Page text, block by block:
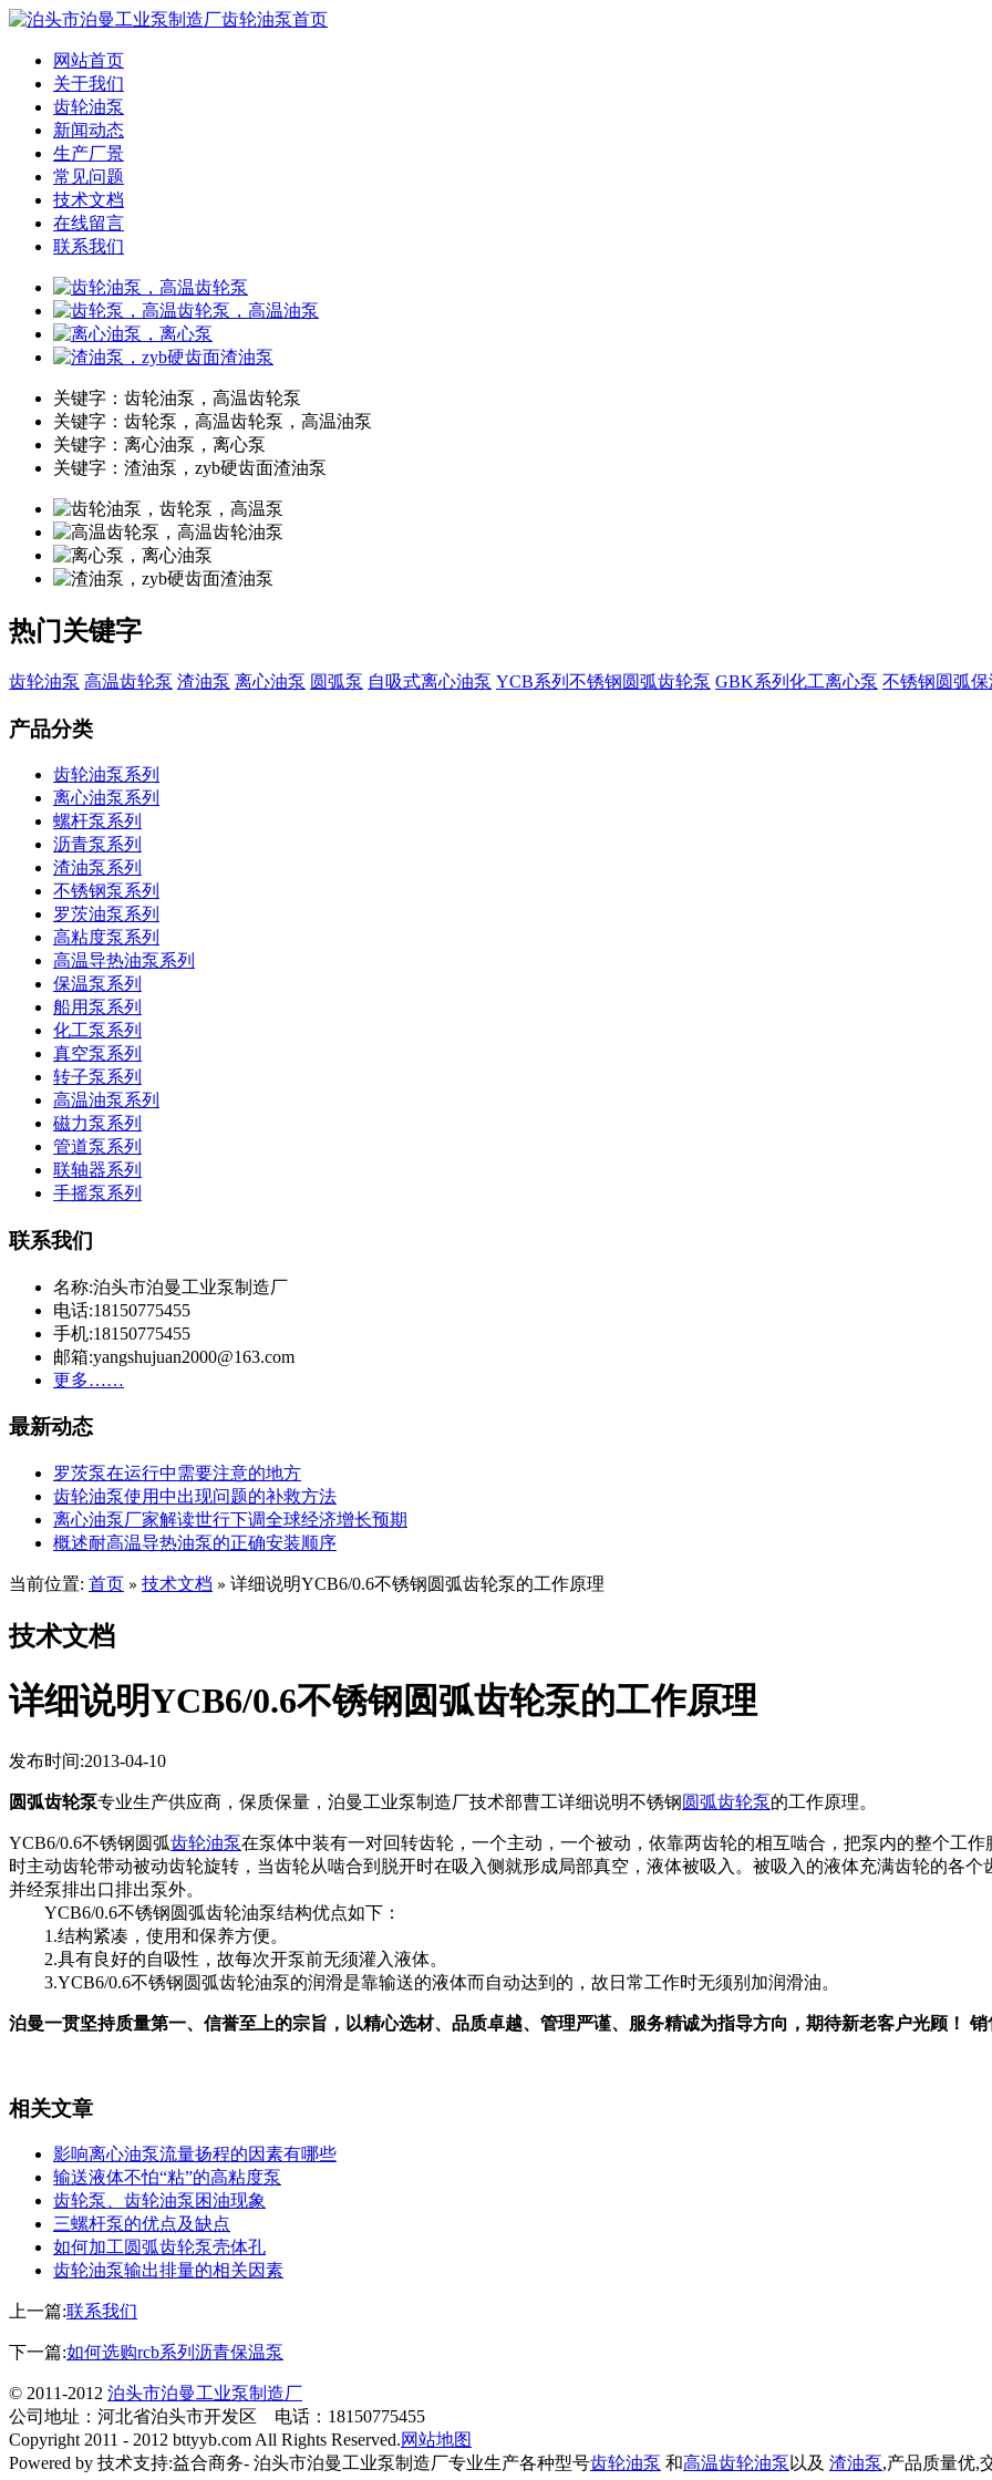
网站首页
关于我们
齿轮油泵
新闻动态
生产厂景
常见问题
技术文档
在线留言
联系我们
关键字：齿轮油泵，高温齿轮泵
关键字：齿轮泵，高温齿轮泵，高温油泵
关键字：离心油泵，离心泵
关键字：渣油泵，zyb硬齿面渣油泵
热门关键字
齿轮油泵 高温齿轮泵 渣油泵 离心油泵 圆弧泵 自吸式离心油泵 YCB系列不锈钢圆弧齿轮泵 GBK系列化工离心泵 不锈钢圆弧保
产品分类
齿轮油泵系列
离心油泵系列
螺杆泵系列
沥青泵系列
渣油泵系列
不锈钢泵系列
罗茨油泵系列
高粘度泵系列
高温导热油泵系列
保温泵系列
船用泵系列
化工泵系列
真空泵系列
转子泵系列
高温油泵系列
磁力泵系列
管道泵系列
联轴器系列
手摇泵系列
联系我们
名称:泊头市泊曼工业泵制造厂
电话:18150775455
手机:18150775455
邮箱:yangshujuan2000@163.com
更多……
最新动态
罗茨泵在运行中需要注意的地方
齿轮油泵使用中出现问题的补救方法
离心油泵厂家解读世行下调全球经济增长预期
概述耐高温导热油泵的正确安装顺序
当前位置: 首页 » 技术文档 » 详细说明YCB6/0.6不锈钢圆弧齿轮泵的工作原理
技术文档
详细说明YCB6/0.6不锈钢圆弧齿轮泵的工作原理
发布时间:2013-04-10
圆弧齿轮泵专业生产供应商，保质保量，泊曼工业泵制造厂技术部曹工详细说明不锈钢圆弧齿轮泵的工作原理。
YCB6/0.6不锈钢圆弧齿轮油泵在泵体中装有一对回转齿轮，一个主动，一个被动，依靠两齿轮的相互啮合，把泵内的整个工
时主动齿轮带动被动齿轮旋转，当齿轮从啮合到脱开时在吸入侧就形成局部真空，液体被吸入。被吸入的液体充满齿轮的各
并经泵排出口排出泵外。
YCB6/0.6不锈钢圆弧齿轮油泵结构优点如下：
1.结构紧凑，使用和保养方便。
2.具有良好的自吸性，故每次开泵前无须灌入液体。
3.YCB6/0.6不锈钢圆弧齿轮油泵的润滑是靠输送的液体而自动达到的，故日常工作时无须别加润滑油。
泊曼一贯坚持质量第一、信誉至上的宗旨，以精心选材、品质卓越、管理严谨、服务精诚为指导方向，期待新老客户光顾！ 销
相关文章
影响离心油泵流量扬程的因素有哪些
输送液体不怕“粘”的高粘度泵
齿轮泵、齿轮油泵困油现象
三螺杆泵的优点及缺点
如何加工圆弧齿轮泵壳体孔
齿轮油泵输出排量的相关因素
上一篇:联系我们
下一篇:如何选购rcb系列沥青保温泵
© 2011-2012 泊头市泊曼工业泵制造厂
公司地址：河北省泊头市开发区 电话：18150775455
Copyright 2011 - 2012 bttyyb.com All Rights Reserved.网站地图
Powered by 技术支持:益合商务- 泊头市泊曼工业泵制造厂专业生产各种型号齿轮油泵 和高温齿轮油泵 以及 渣油泵,产品质量优,